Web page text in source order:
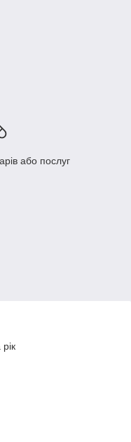
або послуг